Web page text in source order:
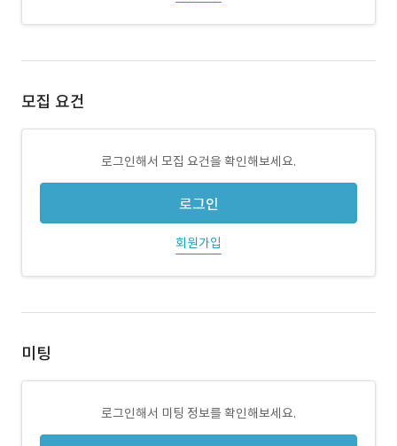
모집 요건
로그인해서 모집 요건을 확인해보세요.
로그인
회원가입
미팅
로그인해서 미팅 정보를 확인해보세요.